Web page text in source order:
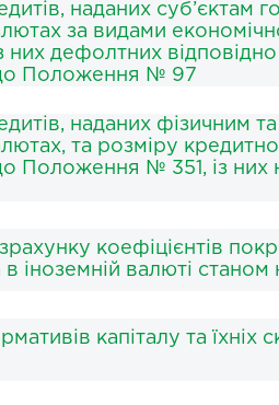
наданих суб’єктам
за видами
них дефолтних
до Положення № 97
наданих фізичним
та розміру
Положення № 351, із
коефіцієнтів
іноземній валюті
капіталу та